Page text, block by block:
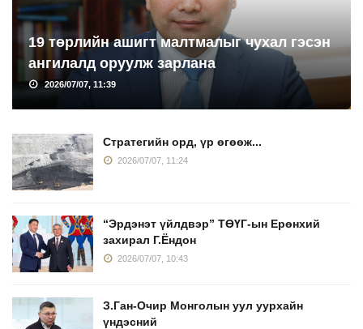
19 төрлийн ашигт малтмалыг чухал гэсэн
ангилалд оруулж зарлана
2026/07/07, 11:39
Стратегийн орд, үр өгөөж...
2026/07/07, 11:24
“Эрдэнэт үйлдвэр” ТӨҮГ-ын Ерөнхий
захирал Г.Ёндон
2026/07/07, 10:43
З.Ган-Очир Монголын уул уурхайн
үндэсний